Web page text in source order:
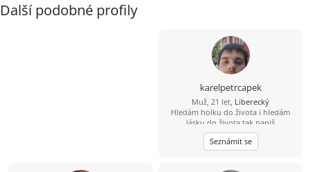
Další podobné profily
karelpetrcapek
Muž, 21 let, Liberecký
Hledám holku do života i hledám
lásku do života tak napiš
Seznámit se